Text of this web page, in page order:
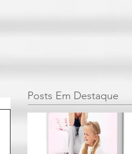
Posts Em Destaque